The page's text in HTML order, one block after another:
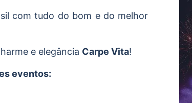
com tudo do bom e do melhor
e elegância Carpe Vita!
eventos: